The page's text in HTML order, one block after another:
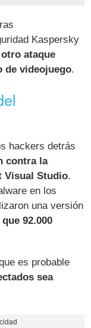
Kaspersky
otro ataque
de videojuego.
hackers detrás
contra la
Visual Studio.
en los
una versión
92.000
es probable
sea